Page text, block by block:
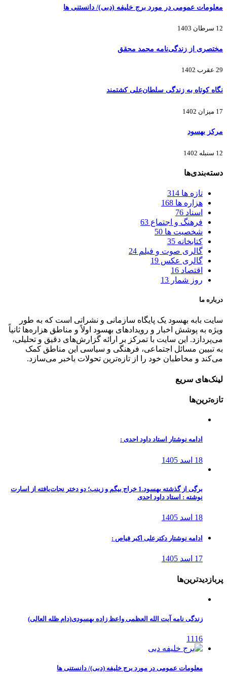
معلومات عمومی در مورد برج خلیفه (دبی)/ دانستنی ها
12 سرطان 1403
مختصری از زندگی‌نامه محمد محقق
29 عقرب 1402
نگاه کوتاه به زندگی سلطان‌علی کشتمند
17 میزان 1402
مرکز بهسود
12 سنبله 1402
دسته‌بندی‌ها
تازه ها 314
هزاره ها 168
اسناد 76
فرهنگ و اجتماع 63
شخصیت ها 50
کتابخانه 35
گالری صوت و فیلم 24
گالری عکس 19
اقتصاد 16
روز شمار 13
درباره ما
سایت بابه بهسود یک پایگاه سازمانی و نشراتی است که به طور
ویژه به پوشش اخبار و رویدادهای بهسود اولاً و مناطق هزاره‌ها ثانیاً
می‌پردازد. این سایت با تمرکز بر ارائه گزارش‌های دقیق و تحلیلی،
به تبیین مسائل اجتماعی، فرهنگی و سیاسی این مناطق کمک
می‌کند و مخاطبان خود را از تازه‌ترین تحولات باخبر می‌سازد.
لینک‌های سریع
تازه‌ترین‌ها
ادامه نوشتار استاد داود احدی :
18 اسد 1405
برگی از گذشته بهسود.1 خراج بیگم و زینب؛ دو دختر نجات‌یافته از اسارت
نوشته : استاد داود احدی
18 اسد 1405
ادامه نوشتار دکترعلی اکبر فیاص :
17 اسد 1405
پربازدیدترین‌ها
زندگی نامه آیت الله العظمی واعظ زاده بهسودی(دام ظله العالی)
1116
معلومات عمومی در مورد برج خلیفه (دبی)/ دانستنی ها